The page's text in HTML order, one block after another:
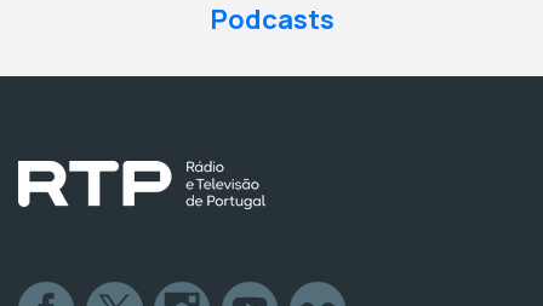
Podcasts